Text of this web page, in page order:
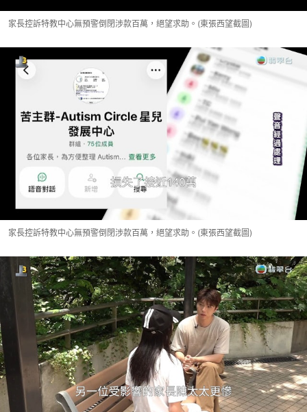
家長控訴特教中心無預警倒閉涉款百萬，絕望求助。(東張西望截圖)
家長控訴特教中心無預警倒閉涉款百萬，絕望求助。(東張西望截圖)